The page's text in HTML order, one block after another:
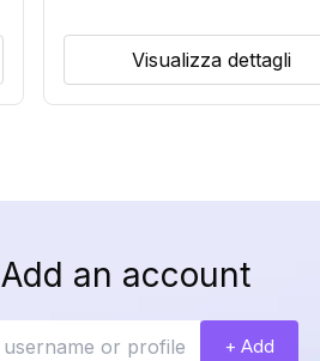
Visualizza dettagli
an account
+ Add